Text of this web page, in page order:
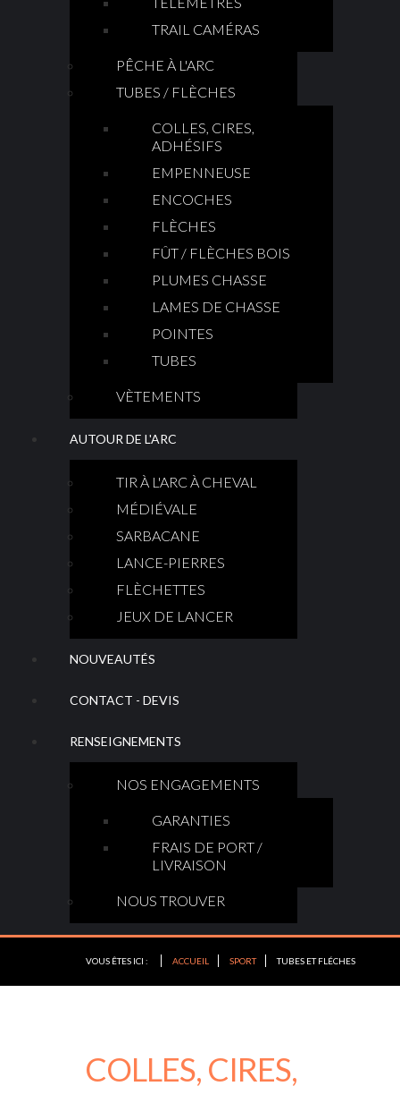
TRAIL CAMÉRAS
PÊCHE À L'ARC
TUBES / FLÈCHES
COLLES, CIRES,
ADHÉSIFS
EMPENNEUSE
ENCOCHES
FLÈCHES
FÛT / FLÈCHES BOIS
PLUMES CHASSE
LAMES DE CHASSE
POINTES
TUBES
VÈTEMENTS
AUTOUR DE L'ARC
TIR À L'ARC À CHEVAL
MÉDIÉVALE
SARBACANE
LANCE-PIERRES
FLÈCHETTES
JEUX DE LANCER
NOUVEAUTÉS
CONTACT - DEVIS
RENSEIGNEMENTS
NOS ENGAGEMENTS
GARANTIES
FRAIS DE PORT /
LIVRAISON
NOUS TROUVER
VOUS ÊTES ICI : ACCUEIL SPORT TUBES ET FLÉCHES
COLLES, CIRES,